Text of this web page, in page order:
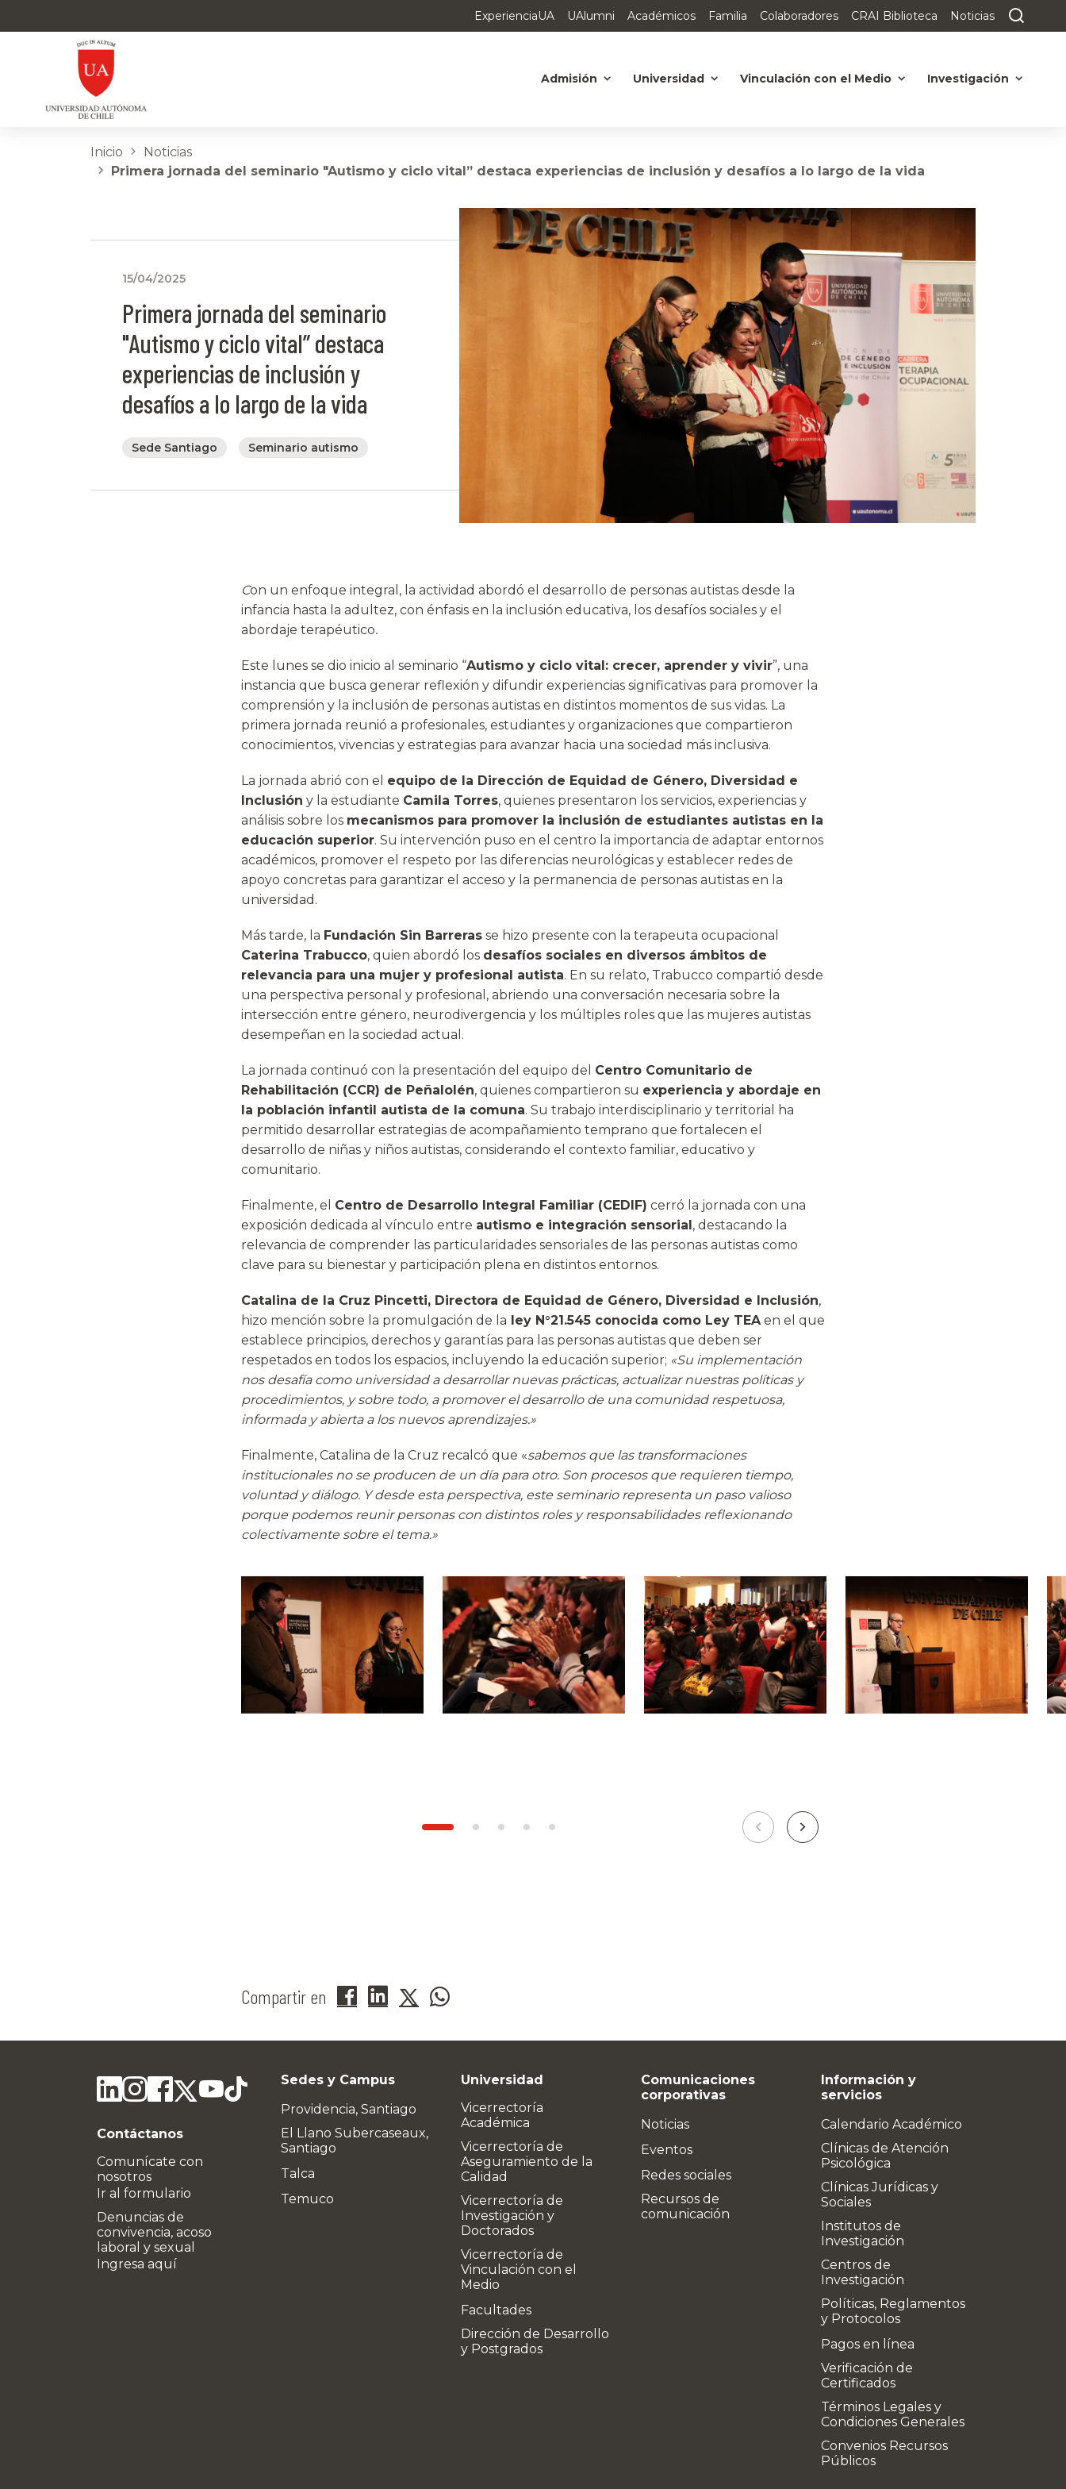
ExperienciaUA UAlumni Académicos Familia Colaboradores CRAI Biblioteca Noticias
Admisión Universidad Vinculación con el Medio Investigación
Inicio
Noticias
Primera jornada del seminario "Autismo y ciclo vital” destaca experiencias de inclusión y desafíos a lo largo de la vida
15/04/2025
Primera jornada del seminario
"Autismo y ciclo vital” destaca
experiencias de inclusión y
desafíos a lo largo de la vida
Sede Santiago Seminario autismo
Con un enfoque integral, la actividad abordó el desarrollo de personas autistas desde la
infancia hasta la adultez, con énfasis en la inclusión educativa, los desafíos sociales y el
abordaje terapéutico.
Este lunes se dio inicio al seminario “Autismo y ciclo vital: crecer, aprender y vivir”, una
instancia que busca generar reflexión y difundir experiencias significativas para promover la
comprensión y la inclusión de personas autistas en distintos momentos de sus vidas. La
primera jornada reunió a profesionales, estudiantes y organizaciones que compartieron
conocimientos, vivencias y estrategias para avanzar hacia una sociedad más inclusiva.
La jornada abrió con el equipo de la Dirección de Equidad de Género, Diversidad e
Inclusión y la estudiante Camila Torres, quienes presentaron los servicios, experiencias y
análisis sobre los mecanismos para promover la inclusión de estudiantes autistas en la
educación superior. Su intervención puso en el centro la importancia de adaptar entornos
académicos, promover el respeto por las diferencias neurológicas y establecer redes de
apoyo concretas para garantizar el acceso y la permanencia de personas autistas en la
universidad.
Más tarde, la Fundación Sin Barreras se hizo presente con la terapeuta ocupacional
Caterina Trabucco, quien abordó los desafíos sociales en diversos ámbitos de
relevancia para una mujer y profesional autista. En su relato, Trabucco compartió desde
una perspectiva personal y profesional, abriendo una conversación necesaria sobre la
intersección entre género, neurodivergencia y los múltiples roles que las mujeres autistas
desempeñan en la sociedad actual.
La jornada continuó con la presentación del equipo del Centro Comunitario de
Rehabilitación (CCR) de Peñalolén, quienes compartieron su experiencia y abordaje en
la población infantil autista de la comuna. Su trabajo interdisciplinario y territorial ha
permitido desarrollar estrategias de acompañamiento temprano que fortalecen el
desarrollo de niñas y niños autistas, considerando el contexto familiar, educativo y
comunitario.
Finalmente, el Centro de Desarrollo Integral Familiar (CEDIF) cerró la jornada con una
exposición dedicada al vínculo entre autismo e integración sensorial, destacando la
relevancia de comprender las particularidades sensoriales de las personas autistas como
clave para su bienestar y participación plena en distintos entornos.
Catalina de la Cruz Pincetti, Directora de Equidad de Género, Diversidad e Inclusión,
hizo mención sobre la promulgación de la ley N°21.545 conocida como Ley TEAen el que
establece principios, derechos y garantías para las personas autistas que deben ser
respetados en todos los espacios, incluyendo la educación superior; «Su implementación
nos desafía como universidad a desarrollar nuevas prácticas, actualizar nuestras políticas y
procedimientos, y sobre todo, a promover el desarrollo de una comunidad respetuosa,
informada y abierta a los nuevos aprendizajes.»
Finalmente, Catalina de la Cruz recalcó que «sabemos que las transformaciones
institucionales no se producen de un día para otro. Son procesos que requieren tiempo,
voluntad y diálogo. Y desde esta perspectiva, este seminario representa un paso valioso
porque podemos reunir personas con distintos roles y responsabilidades reflexionando
colectivamente sobre el tema.»
Compartir en
Contáctanos
Comunícate con
nosotros
Ir al formulario
Denuncias de
convivencia, acoso
laboral y sexual
Ingresa aquí
Sedes y Campus
Providencia, Santiago
El Llano Subercaseaux,
Santiago
Talca
Temuco
Universidad
Vicerrectoría
Académica
Vicerrectoría de
Aseguramiento de la
Calidad
Vicerrectoría de
Investigación y
Doctorados
Vicerrectoría de
Vinculación con el
Medio
Facultades
Dirección de Desarrollo
y Postgrados
Comunicaciones
corporativas
Noticias
Eventos
Redes sociales
Recursos de
comunicación
Información y
servicios
Calendario Académico
Clínicas de Atención
Psicológica
Clínicas Jurídicas y
Sociales
Institutos de
Investigación
Centros de
Investigación
Políticas, Reglamentos
y Protocolos
Pagos en línea
Verificación de
Certificados
Términos Legales y
Condiciones Generales
Convenios Recursos
Públicos